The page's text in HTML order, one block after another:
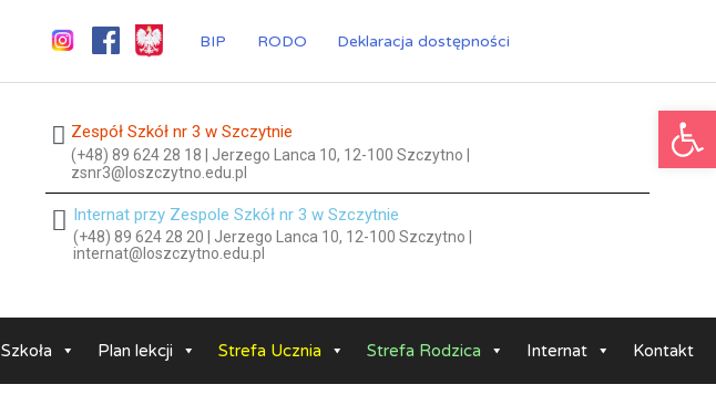
BIP RODO Deklaracja dostępności
Zespół Szkół nr 3 w Szczytnie
(+48) 89 624 28 18 | Jerzego Lanca 10, 12-100 Szczytno |
zsnr3@loszczytno.edu.pl
Internat przy Zespole Szkół nr 3 w Szczytnie
(+48) 89 624 28 20 | Jerzego Lanca 10, 12-100 Szczytno |
internat@loszczytno.edu.pl
Szkoła Plan lekcji Strefa Ucznia Strefa Rodzica Internat Kontakt